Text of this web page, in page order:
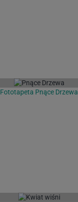
Fototapeta Pnące Drzewa